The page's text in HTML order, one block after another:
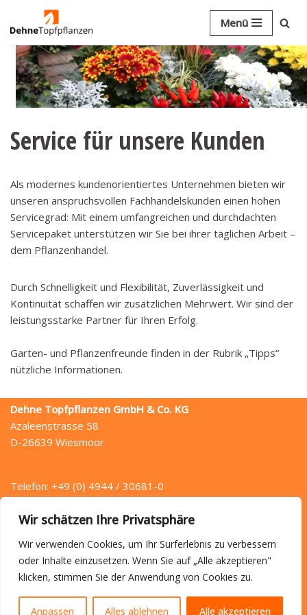
Wir schätzen Ihre Privatsphäre
Wir verwenden Cookies, um Ihr Surferlebnis zu verbessern
oder Inhalte einzusetzen. Wenn Sie auf „Alle akzeptieren"
klicken, stimmen Sie der Anwendung von Cookies zu.
Anpassen Alles ablehnen Alle akzeptieren
Zum
Inhalt
springen
Menü
Service für unsere Kunden
Als modernes kundenorientiertes Unternehmen bieten wir
unseren anspruchsvollen Fachhandelskunden einen hohen
Servicegrad: Mit einem umfangreichen und durchdachten
Servicepaket unterstützen wir Sie bei ihrer täglichen Arbeit –
dem Pflanzenhandel.
Durch Schnelligkeit und Flexibilität, Zuverlässigkeit und
Kontinuität schaffen wir zusätzlichen Mehrwert. Wir sind der
leistungsstarke Partner für Ihren Erfolg.
Garten- und Pflanzenfreunde finden in der Rubrik „Tipps“
nützliche Informationen.
Dehne Topfpflanzen GmbH & Co. KG
Azaleenstrasse 58
D-26639 Wiesmoor
Telefon: +49 (0) 4944 / 30681-0
E-Mail: info (at) dehne.de
Startseite Anfahrt Kontakt
Datenschutz
Impressum